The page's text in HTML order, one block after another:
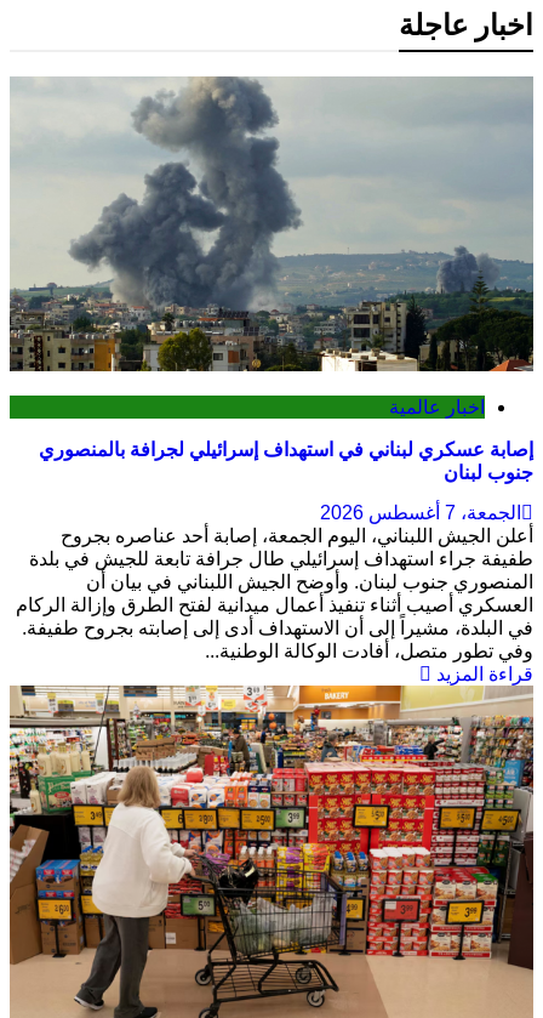
اخبار عاجلة
اخبار عالمية
إصابة عسكري لبناني في استهداف إسرائيلي لجرافة بالمنصوري
جنوب لبنان
الجمعة، 7 أغسطس 2026
أعلن الجيش اللبناني، اليوم الجمعة، إصابة أحد عناصره بجروح
طفيفة جراء استهداف إسرائيلي طال جرافة تابعة للجيش في بلدة
المنصوري جنوب لبنان. وأوضح الجيش اللبناني في بيان أن
العسكري أصيب أثناء تنفيذ أعمال ميدانية لفتح الطرق وإزالة الركام
في البلدة، مشيراً إلى أن الاستهداف أدى إلى إصابته بجروح طفيفة.
وفي تطور متصل، أفادت الوكالة الوطنية...
قراءة المزيد